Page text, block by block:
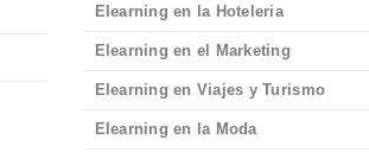
Elearning en la Hoteleria
Elearning en el Marketing
Elearning en Viajes y Turismo
Elearning en la Moda